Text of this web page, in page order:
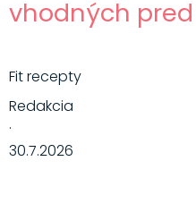
vhodných
Fit recepty
Redakcia
·
30.7.2026